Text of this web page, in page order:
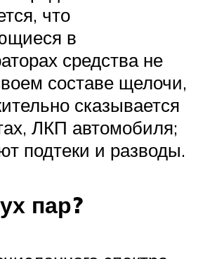
что
в
средства не
составе щелочи,
сказывается
ЛКП автомобиля;
подтеки и разводы.
пар?